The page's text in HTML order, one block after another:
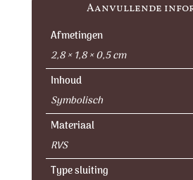
Aanvullende
Afmetingen
2,8 × 1,8 × 0,5 cm
Inhoud
Symbolisch
Materiaal
RVS
Type sluiting